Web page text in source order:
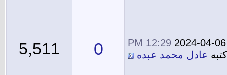
2024-04-06
12:29 PM
كتبه عادل محمد عبده 0
5,511